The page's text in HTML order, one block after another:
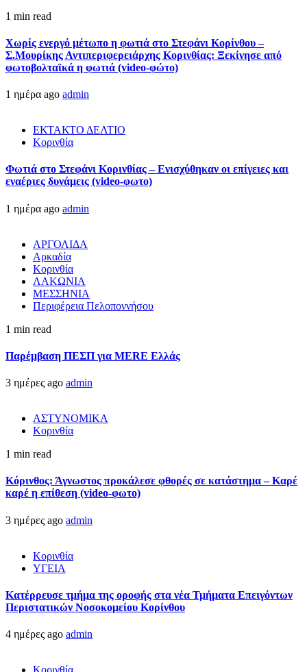
1 min read
Χωρίς ενεργό μέτωπο η φωτιά στο Στεφάνι Κορίνθου –
Σ.Μουρίκης Αντιπεριφερειάρχης Κορινθίας: Ξεκίνησε από
φωτοβολταϊκά η φωτιά (video-φώτο)
1 ημέρα ago admin
ΕΚΤΑΚΤΟ ΔΕΛΤΙΟ
Κορινθία
Φωτιά στο Στεφάνι Κορινθίας – Ενισχύθηκαν οι επίγειες και
εναέριες δυνάμεις (video-φωτο)
1 ημέρα ago admin
ΑΡΓΟΛΙΔΑ
Αρκαδία
Κορινθία
ΛΑΚΩΝΙΑ
ΜΕΣΣΗΝΙΑ
Περιφέρεια Πελοποννήσου
1 min read
Παρέμβαση ΠΕΣΠ για MERE Ελλάς
3 ημέρες ago admin
ΑΣΤΥΝΟΜΙΚΑ
Κορινθία
1 min read
Κόρινθος: Άγνωστος προκάλεσε φθορές σε κατάστημα – Καρέ
καρέ η επίθεση (video-φωτο)
3 ημέρες ago admin
Κορινθία
ΥΓΕΙΑ
Kατέρρευσε τμήμα της οροφής στα νέα Τμήματα Επειγόντων
Περιστατικών Νοσοκομείου Κορίνθου
4 ημέρες ago admin